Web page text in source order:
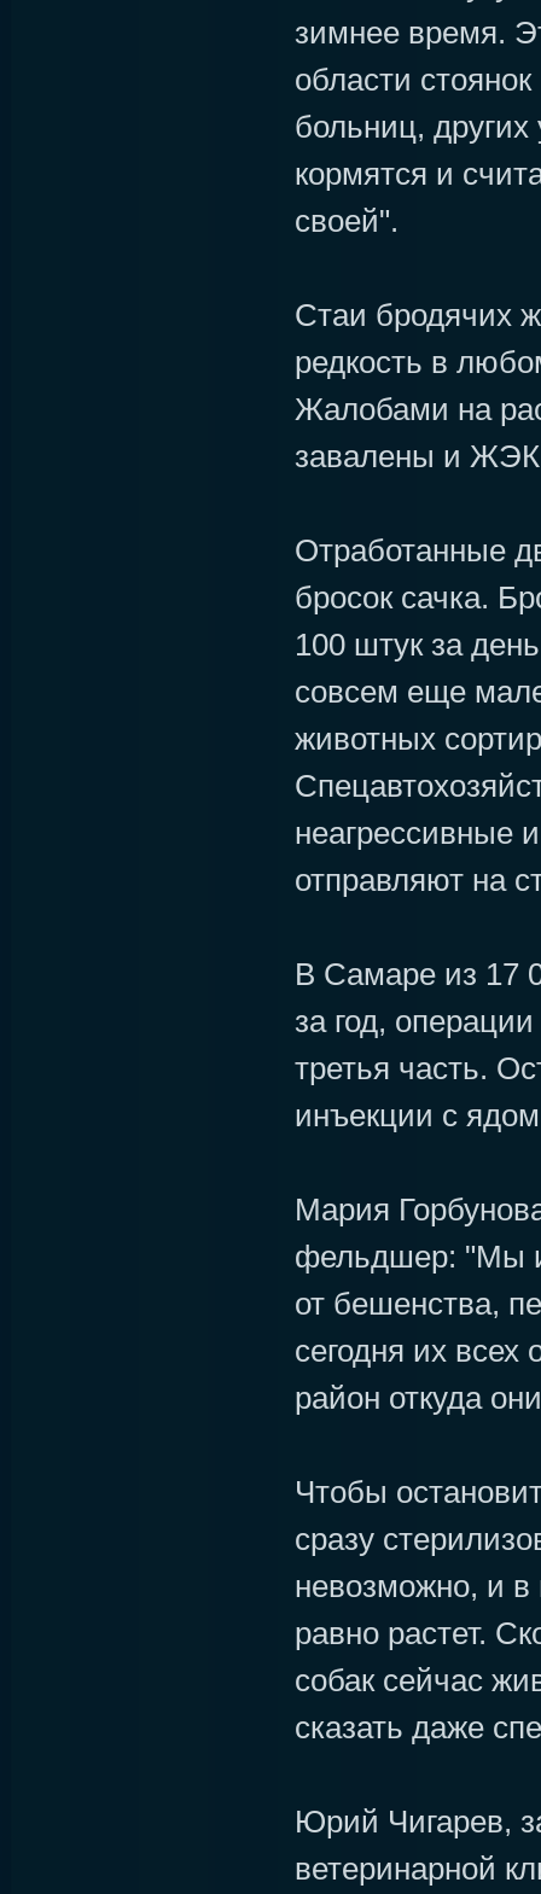
зимнее время.
области
больниц,
кормятся и
своей".
Стаи бродячих
редкость в
Жалобами на
завалены и
Отработанные
бросок сачка.
100 штук за
совсем еще
животных
неагрессивные
отправляют на
В Самаре из 17
за год,
третья часть.
инъекции с
Мария
фельдшер: "Мы
от бешенства,
сегодня их всех
район откуда
Чтобы
сразу
невозможно, и в
равно растет.
собак сейчас
сказать даже
Юрий Чигарев,
ветеринарной